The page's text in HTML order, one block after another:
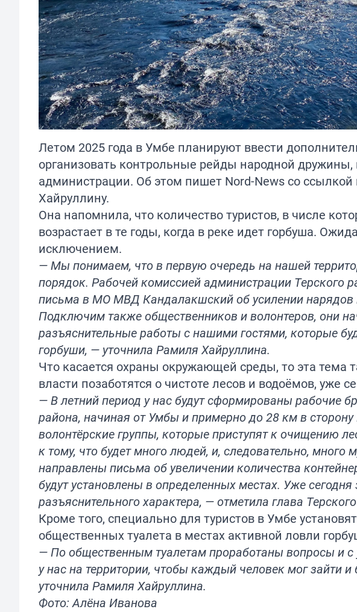
Летом 2025 года в Умбе планируют ввести
организовать контрольные рейды народной дружины,
администрации. Об этом пишет Nord-News со ссылкой
Хайруллину.
Она напомнила, что количество туристов, в числе
возрастает в те годы, когда в реке идет горбуша.
исключением.
— Мы понимаем, что в первую очередь на нашей
порядок. Рабочей комиссией администрации Терского
письма в МО МВД Кандалакшский об усилении нарядов
Подключим также общественников и волонтеров, они
разъяснительные работы с нашими гостями, которые
горбуши, — уточнила Рамиля Хайруллина.
Что касается охраны окружающей среды, то эта тема
власти позаботятся о чистоте лесов и водоёмов, уже
— В летний период у нас будут сформированы рабочие
района, начиная от Умбы и примерно до 28 км в сторону
волонтёрские группы, которые приступят к очищению
к тому, что будет много людей, и, следовательно, много
направлены письма об увеличении количества
будут установлены в определенных местах. Уже
разъяснительного характера, — отметила глава
Кроме того, специально для туристов в Умбе
общественных туалета в местах активной ловли
— По общественным туалетам проработаны вопросы и
у нас на территории, чтобы каждый человек мог зайти
уточнила Рамиля Хайруллина.
Фото: Алёна Иванова